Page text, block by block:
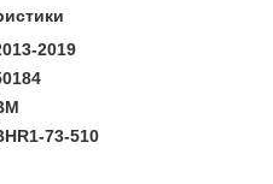
2019
73-510